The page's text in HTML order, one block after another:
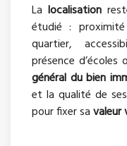
Lalocalisation
étudié :
quartier,
présence d’écoles
général du bien
et la qualité de
pour fixer savaleur